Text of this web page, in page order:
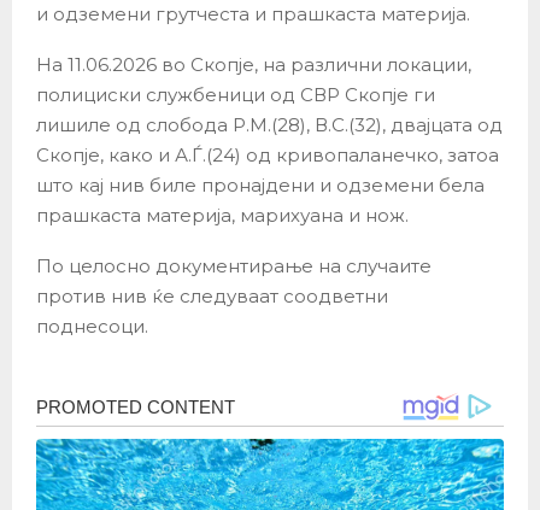
и одземени грутчеста и прашкаста материја.
На 11.06.2026 во Скопје, на различни локации,
полициски службеници од СВР Скопје ги
лишиле од слобода Р.М.(28), В.С.(32), двајцата од
Скопје, како и А.Ѓ.(24) од кривопаланечко, затоа
што кај нив биле пронајдени и одземени бела
прашкаста материја, марихуана и нож.
По целосно документирање на случаите
против нив ќе следуваат соодветни
поднесоци.